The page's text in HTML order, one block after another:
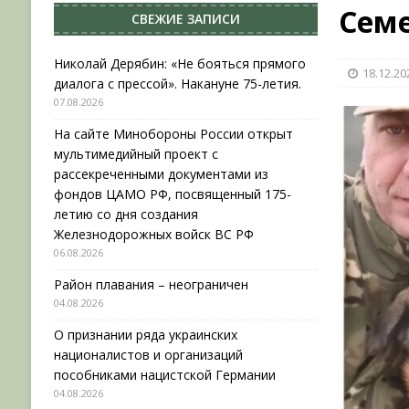
[ 04.08.2026 ] Район плавания – неограничен
[ 04.08.2026 ]
НОВОСТИ
[ 31.07.2026 ] АВГУСТ В ВОЕННОЙ ИСТОРИИ
[ 07.08.2026 ]
Николай Дерябин: «Не бояться
СВЕЖИЕ ЗАПИСИ
Николай Дерябин: «Не бояться прямого
диалога с прессой». Накануне 75-летия.
07.08.2026
На сайте Минобороны России открыт
мультимедийный проект с
рассекреченными документами из
фондов ЦАМО РФ, посвященный 175-
летию со дня создания
Железнодорожных войск ВС РФ
06.08.2026
Район плавания – неограничен
04.08.2026
О признании ряда украинских
националистов и организаций
пособниками нацистской Германии
04.08.2026